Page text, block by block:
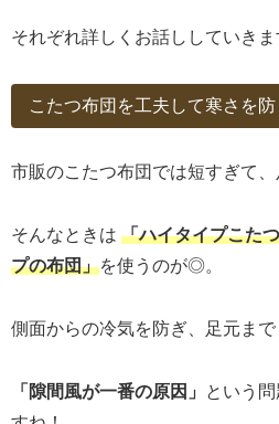
それぞれ詳しくお話ししていきま
こたつ布団を工夫して寒さを防
市販のこたつ布団では短すぎて、
そんなときは 「ハイタイプこた
プの布団」を使うのが◎。
側面からの冷気を防ぎ、足元まで
「隙間風が一番の原因」
という